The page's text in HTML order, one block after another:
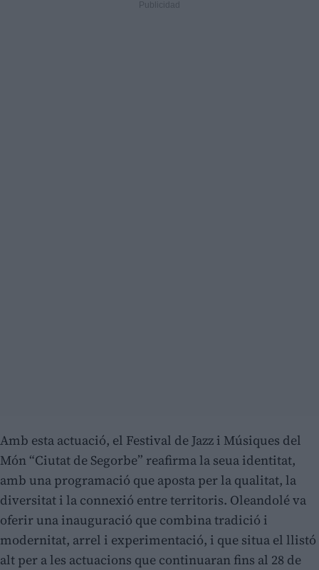
Amb esta actuació, el Festival de Jazz i Músiques del
Món “Ciutat de Segorbe” reafirma la seua identitat,
amb una programació que aposta per la qualitat, la
diversitat i la connexió entre territoris. Oleandolé va
oferir una inauguració que combina tradició i
modernitat, arrel i experimentació, i que situa el llistó
alt per a les actuacions que continuaran fins al 28 de